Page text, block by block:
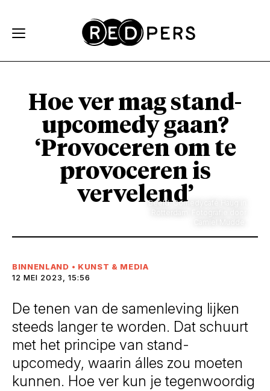
Hoe ver mag stand-
upcomedy gaan?
‘Provoceren om te
provoceren is
vervelend’Beeld: Comedycafé Haug in
BINNENLAND • KUNST & MEDIA
12 MEI 2023, 15:56
De tenen van de samenleving lijken
steeds langer te worden. Dat schuurt
met het principe van stand-
upcomedy, waarin álles zou moeten
kunnen. Hoe ver kun je tegenwoordig